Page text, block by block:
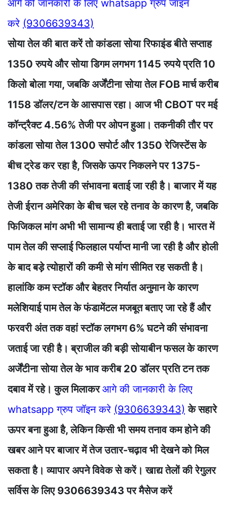
आगे की जानकारी के लिए whatsapp ग्रुप जॉइन
करे (9306639343)
सोया तेल की बात करें तो कांडला सोया रिफाइंड बीते सप्ताह
1350 रुपये और सोया डिगम लगभग 1145 रुपये प्रति 10
किलो बोला गया, जबकि अर्जेंटीना सोया तेल FOB मार्च करीब
1158 डॉलर/टन के आसपास रहा। आज भी CBOT पर मई
कॉन्ट्रैक्ट 4.56% तेजी पर ओपन हुआ। तकनीकी तौर पर
कांडला सोया तेल 1300 सपोर्ट और 1350 रेजिस्टेंस के
बीच ट्रेड कर रहा है, जिसके ऊपर निकलने पर 1375-
1380 तक तेजी की संभावना बताई जा रही है। बाजार में यह
तेजी ईरान अमेरिका के बीच चल रहे तनाव के कारण है, जबकि
फिजिकल मांग अभी भी सामान्य ही बताई जा रही है। भारत में
पाम तेल की सप्लाई फिलहाल पर्याप्त मानी जा रही है और होली
के बाद बड़े त्योहारों की कमी से मांग सीमित रह सकती है।
हालांकि कम स्टॉक और बेहतर निर्यात अनुमान के कारण
मलेशियाई पाम तेल के फंडामेंटल मजबूत बताए जा रहे हैं और
फरवरी अंत तक वहां स्टॉक लगभग 6% घटने की संभावना
जताई जा रही है। ब्राजील की बड़ी सोयाबीन फसल के कारण
अर्जेंटीना सोया तेल के भाव करीब 20 डॉलर प्रति टन तक
दबाव में रहे। कुल मिलाकरआगे की जानकारी के लिए
whatsapp ग्रुप जॉइन करे (9306639343) के सहारे
ऊपर बना हुआ है, लेकिन किसी भी समय तनाव कम होने की
खबर आने पर बाजार में तेज उतार-चढ़ाव भी देखने को मिल
सकता है। व्यापार अपने विवेक से करें। खाद्य तेलों की रेगुलर
सर्विस के लिए 9306639343 पर मैसेज करें ‌